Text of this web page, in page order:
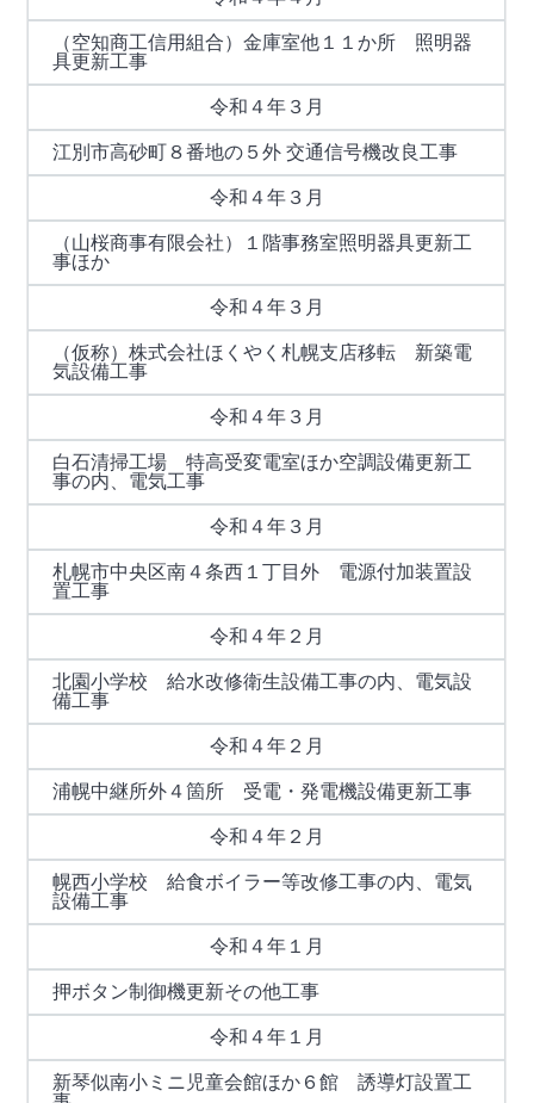
（空知商工信用組合）金庫室他１１か所 照明器
具更新工事
令和４年３月
江別市高砂町８番地の５外 交通信号機改良工事
令和４年３月
（山桜商事有限会社）１階事務室照明器具更新工
事ほか
令和４年３月
（仮称）株式会社ほくやく札幌支店移転 新築電
気設備工事
令和４年３月
白石清掃工場 特高受変電室ほか空調設備更新工
事の内、電気工事
令和４年３月
札幌市中央区南４条西１丁目外 電源付加装置設
置工事
令和４年２月
北園小学校 給水改修衛生設備工事の内、電気設
備工事
令和４年２月
浦幌中継所外４箇所 受電・発電機設備更新工事
令和４年２月
幌西小学校 給食ボイラー等改修工事の内、電気
設備工事
令和４年１月
押ボタン制御機更新その他工事
令和４年１月
新琴似南小ミニ児童会館ほか６館 誘導灯設置工